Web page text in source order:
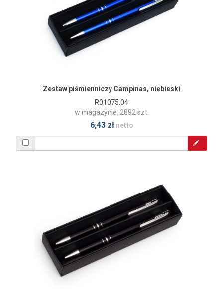
Zestaw piśmienniczy Campinas, niebieski
R01075.04
w magazynie: 2892 szt.
6,43 złnetto